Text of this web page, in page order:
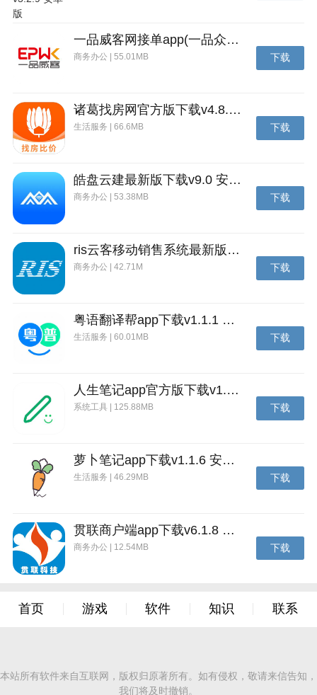
贯联商户端app简介
状态查询等功能，这里可以看到新品的促销活动，还有
为移动端提供的独享优惠。是上海贯联信息科技有限公
司为商户量身打造的一款线上进货的APP。
一品威客网接单app(一品众包)下载v2.7.1 安卓最新版
商务办公 | 55.01MB 下载
诸葛找房网官方版下载v4.8.1.1 安卓最新版
生活服务 | 66.6MB 下载
皓盘云建最新版下载v9.0 安卓版
商务办公 | 53.38MB 下载
ris云客移动销售系统最新版下载v1.1.25 安卓手机版
商务办公 | 42.71M 下载
粤语翻译帮app下载v1.1.1 安卓版
生活服务 | 60.01MB 下载
人生笔记app官方版下载v1.19.4 安卓版
系统工具 | 125.88MB 下载
萝卜笔记app下载v1.1.6 安卓版
生活服务 | 46.29MB 下载
贯联商户端app下载v6.1.8 安卓版
商务办公 | 12.54MB 下载
首页 游戏 软件 知识 联系
本站所有软件来自互联网，版权归原著所有。如有侵权，敬请来信告知，
我们将及时撤销。